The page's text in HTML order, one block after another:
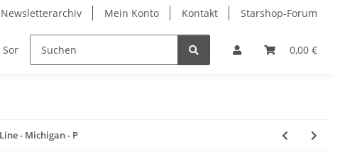
Newsletterarchiv Mein Konto Kontakt Starshop-Forum
0,00 €
Sondermünzen
- Michigan - P